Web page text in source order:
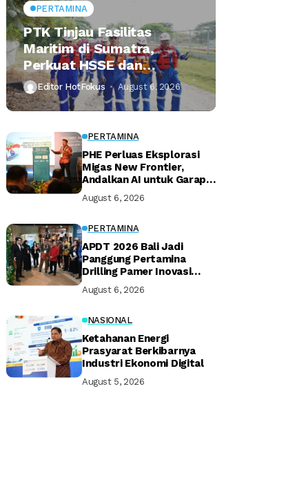
PERTAMINA
PTK Tinjau Fasilitas
Maritim di Sumatra,
Perkuat HSSE dan
Keandalan Distribusi
Energi
Editor HotFokus August 6, 2026
PERTAMINA
PHE Perluas Eksplorasi
Migas New Frontier,
Andalkan AI untuk Garap
August 6, 2026
PERTAMINA
APDT 2026 Bali Jadi
Panggung Pertamina
Drilling Pamer Inovasi
August 6, 2026
NASIONAL
Ketahanan Energi
Prasyarat Berkibarnya
Industri Ekonomi Digital
August 5, 2026